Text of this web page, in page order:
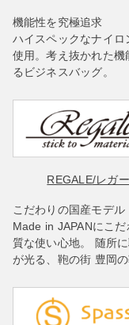
機能性を究極追求
ハイスペックなナイロ
使用。考え抜かれた機
るビジネスバッグ。
REGALE/レガ
こだわりの国産モデル
Made in JAPANにこだ
質な使い心地。 随所
が光る、鞄の街 豊岡の